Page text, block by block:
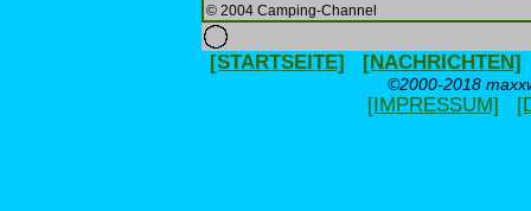
© 2004 Camping-Channel
[STARTSEITE] [NACHRICHTEN]
©2000-2018
[IMPRESSUM]